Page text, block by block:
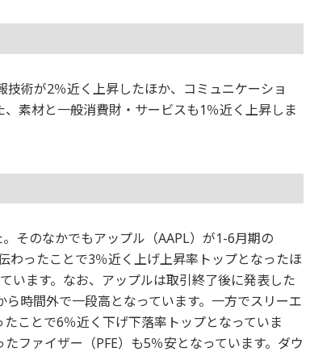
術が2％近く上昇したほか、コミュニケーショ
素材と一般消費財・サービスも1％近く上昇しま
そのなかでもアップル（AAPL）が1-6月期の
ったことで3％近く上げ上昇率トップとなったほ
います。なお、アップルは取引終了後に発表した
時間外で一段高となっています。一方でスリーエ
ことで6％近く下げ下落率トップとなっていま
ファイザー（PFE）も5％安となっています。ダウ